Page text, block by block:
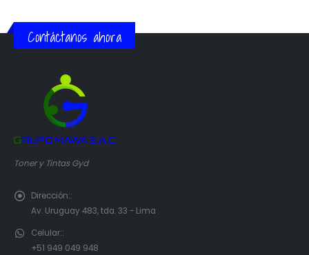
Contáctanos ahora
Toner y Tintas Gyd
Dirección::
Av. Uruguay 483, tda. 33 - Lima
Celular::
+51 949 049 948